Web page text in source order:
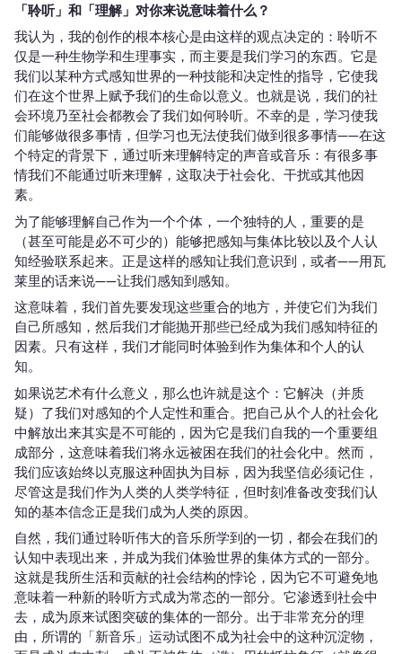
「聆听」和「理解」对你来说意味着什么？
我认为，我的创作的根本核心是由这样的观点决定的：聆听不
仅是一种生物学和生理事实，而主要是我们学习的东西。它是
我们以某种方式感知世界的一种技能和决定性的指导，它使我
们在这个世界上赋予我们的生命以意义。也就是说，我们的社
会环境乃至社会都教会了我们如何聆听。不幸的是，学习使我
们能够做很多事情，但学习也无法使我们做到很多事情——在这
个特定的背景下，通过听来理解特定的声音或音乐：有很多事
情我们不能通过听来理解，这取决于社会化、干扰或其他因
素。
为了能够理解自己作为一个个体，一个独特的人，重要的是
（甚至可能是必不可少的）能够把感知与集体比较以及个人认
知经验联系起来。正是这样的感知让我们意识到，或者——用瓦
莱里的话来说——让我们感知到感知。
这意味着，我们首先要发现这些重合的地方，并使它们为我们
自己所感知，然后我们才能抛开那些已经成为我们感知特征的
因素。只有这样，我们才能同时体验到作为集体和个人的认
知。
如果说艺术有什么意义，那么也许就是这个：它解决（并质
疑）了我们对感知的个人定性和重合。把自己从个人的社会化
中解放出来其实是不可能的，因为它是我们自我的一个重要组
成部分，这意味着我们将永远被困在我们的社会化中。然而，
我们应该始终以克服这种固执为目标，因为我坚信必须记住，
尽管这是我们作为人类的人类学特征，但时刻准备改变我们认
知的基本信念正是我们成为人类的原因。
自然，我们通过聆听伟大的音乐所学到的一切，都会在我们的
认知中表现出来，并成为我们体验世界的集体方式的一部分。
这就是我所生活和贡献的社会结构的悖论，因为它不可避免地
意味着一种新的聆听方式成为常态的一部分。它渗透到社会中
去，成为原来试图突破的集体的一部分。出于非常充分的理
由，所谓的「新音乐」运动试图不成为社会中的这种沉淀物，